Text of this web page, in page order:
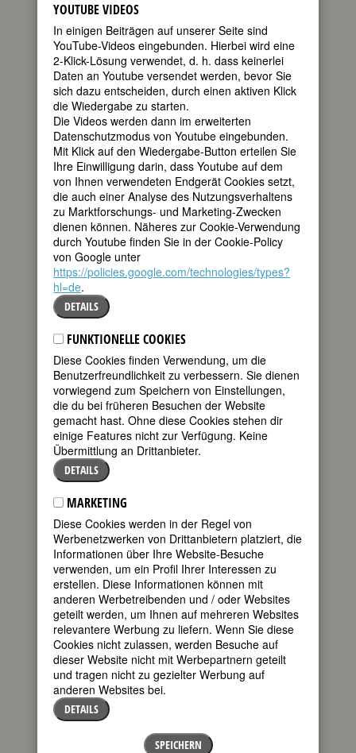
This sonnet was written soon after
Caroline’s unexpected death from
pneumonia, byDorian Brooks, poet
and activist for women’s and American
Indian rights, and a Radcliffe College
classmate of Caroline’s and mine.
Caroline was a distinguished editor and
writer and later, a dedicated advocate
for affordable housing. Among many
other positions in the area of the
humanities, Caroline served as staff
editor of theNew York Times Book
Review(1993-2005) and worked forThe
Partisan Reviewfrom 1963-78, including
as contributing and executive editor.
Following her retirement she led the
Highland Affordable Housing
organization in Truro, Massachusetts;
her energy and skills resulted in
providing new homes for five families. A
more complete obituary can be read
here. I remember Caroline as brilliant
and far more worldly than I, and I thank
Dorian for helping us mourn this all too
early death.
Dorian Brooks has published numerous
books of poetry, among themThe
Wren’s Cry(2009). “Sign,” her poem for
Susan Bachrach, may be found on this
website. Dorian’s biographical article on
the Mohegan anthropologist and
medicine woman Gladys Tantaquidgeon
may be found at
Tantaquidgeon. She has also
contributed a biography of anti-nuclear
activist and Marshall IslanderDarlene
Kejufor Fembio.
Caroline
1941 – 2016
writer, editor, community activist
"The Moving Finger writes; and, having
writ,
Moves on: nor all thy Piety nor Wit
Shall lure it back to cancel half a Line,
Nor all thy Tears wash out a Word of it.”
YOUTUBE VIDEOS
In einigen Beiträgen auf unserer Seite sind
YouTube-Videos eingebunden. Hierbei wird eine
2-Klick-Lösung verwendet, d. h. dass keinerlei
Daten an Youtube versendet werden, bevor Sie
sich dazu entscheiden, durch einen aktiven Klick
die Wiedergabe zu starten.
Die Videos werden dann im erweiterten
Datenschutzmodus von Youtube eingebunden.
Mit Klick auf den Wiedergabe-Button erteilen Sie
Ihre Einwilligung darin, dass Youtube auf dem
von Ihnen verwendeten Endgerät Cookies setzt,
die auch einer Analyse des Nutzungsverhaltens
zu Marktforschungs- und Marketing-Zwecken
dienen können. Näheres zur Cookie-Verwendung
durch Youtube finden Sie in der Cookie-Policy
von Google unter
https://policies.google.com/technologies/types?
hl=de.
DETAILS
FUNKTIONELLE COOKIES
Diese Cookies finden Verwendung, um die
Benutzerfreundlichkeit zu verbessern. Sie dienen
vorwiegend zum Speichern von Einstellungen,
die du bei früheren Besuchen der Website
gemacht hast. Ohne diese Cookies stehen dir
einige Features nicht zur Verfügung. Keine
Übermittlung an Drittanbieter.
DETAILS
MARKETING
Diese Cookies werden in der Regel von
Werbenetzwerken von Drittanbietern platziert, die
Informationen über Ihre Website-Besuche
verwenden, um ein Profil Ihrer Interessen zu
erstellen. Diese Informationen können mit
anderen Werbetreibenden und / oder Websites
geteilt werden, um Ihnen auf mehreren Websites
relevantere Werbung zu liefern. Wenn Sie diese
Cookies nicht zulassen, werden Besuche auf
dieser Website nicht mit Werbepartnern geteilt
und tragen nicht zu gezielter Werbung auf
anderen Websites bei.
DETAILS
SPEICHERN